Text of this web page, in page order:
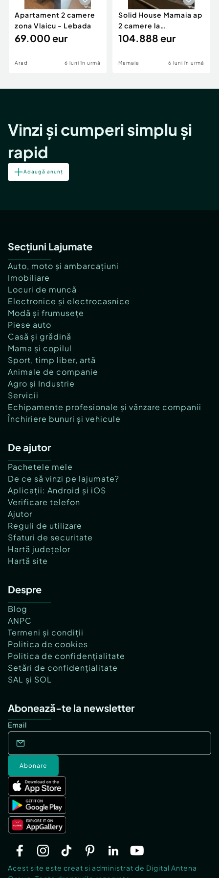
Apartament 2 camere
zona Vlaicu - Lebada
69.000 eur
Arad 6 luni în urmă
Solid House Mamaia ap
2 camere la
cheie,langa Mega
104.888 eur
Mamaia 6 luni în urmă
Vinzi și cumperi simplu și
rapid
Adaugă anunț
Secțiuni Lajumate
Auto, moto și ambarcațiuni
Imobiliare
Locuri de muncă
Electronice și electrocasnice
Modă și frumusețe
Piese auto
Casă și grădină
Mama și copilul
Sport, timp liber, artă
Animale de companie
Agro și Industrie
Servicii
Echipamente profesionale și vânzare companii
Închiriere bunuri și vehicule
De ajutor
Pachetele mele
De ce să vinzi pe lajumate?
Aplicații: Android și iOS
Verificare telefon
Ajutor
Reguli de utilizare
Sfaturi de securitate
Hartă județelor
Hartă site
Despre
Blog
ANPC
Termeni și condiții
Politica de cookies
Politica de confidențialitate
Setări de confidențialitate
SAL și SOL
Abonează-te la newsletter
Email
Abonare
Acest site este creat si administrat de Digital Antena